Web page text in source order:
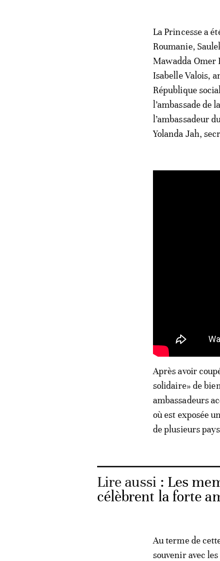
La Princesse a
Roumanie,
Mawadda Omer
Isabelle Valois,
République
l’ambassade de
l’ambassadeur
Yolanda Jah,
Après avoir
solidaire» de
ambassadeurs
où est exposée
de plusieurs
Lire aussi : Les
célèbrent la forte
Au terme de
souvenir avec